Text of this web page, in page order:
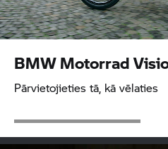
BMW Motorrad
Pārvietojieties tā, kā vēlaties